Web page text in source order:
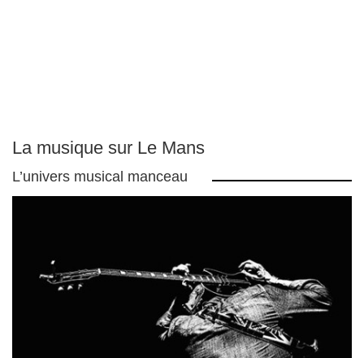
La musique sur Le Mans
L’univers musical manceau